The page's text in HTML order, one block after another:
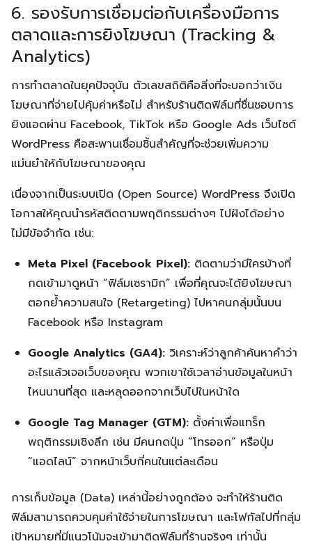
6. รองรับการเชื่อมต่อกับเครื่องมือการ
ตลาดและการยิงโฆษณา (Tracking &
Analytics)
การทำตลาดในยุคปัจจุบัน ตัวเลขสถิติคือสิ่งที่จะบอกว่าเงิน
โฆษณาที่จ่ายไปคุ้มค่าหรือไม่ สำหรับร้านติดฟิล์มที่ชื่นชอบการ
ยิงแอดผ่าน Facebook, TikTok หรือ Google Ads เว็บไซต์
WordPress คือสะพานเชื่อมชิ้นสำคัญที่จะช่วยเพิ่มความ
แม่นยำให้กับโฆษณาของคุณ
เนื่องจากเป็นระบบเปิด (Open Source) WordPress จึงเปิด
โอกาสให้คุณนำรหัสติดตามพฤติกรรมต่างๆ ไปฝังได้อย่าง
ไม่มีข้อจำกัด เช่น:
Meta Pixel (Facebook Pixel): ติดตามว่ามีใครบ้างที่
กดเข้ามาดูหน้า “ฟิล์มเซรามิก” เพื่อที่คุณจะได้ยิงโฆษณา
ตอกย้ำความสนใจ (Retargeting) ไปหาคนกลุ่มนั้นบน
Facebook หรือ Instagram
Google Analytics (GA4): วิเคราะห์ว่าลูกค้าค้นหาคำว่า
อะไรแล้วเจอเว็บของคุณ พวกเขาใช้เวลาอ่านข้อมูลในหน้า
ไหนนานที่สุด และหลุดออกจากเว็บไปในหน้าใด
Google Tag Manager (GTM): ตั้งค่าเพื่อแทร็ก
พฤติกรรมเชิงลึก เช่น มีคนกดปุ่ม “โทรออก” หรือปุ่ม
“แอดไลน์” จากหน้าเว็บกี่คนในแต่ละเดือน
การเก็บข้อมูล (Data) เหล่านี้อย่างถูกต้อง จะทำให้ร้านติด
ฟิล์มสามารถควบคุมค่าใช้จ่ายในการโฆษณา และโฟกัสไปที่กลุ่ม
เป้าหมายที่มีแนวโน้มจะเข้ามาติดฟิล์มที่ร้านจริงๆ เท่านั้น